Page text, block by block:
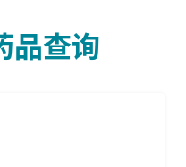
品查询